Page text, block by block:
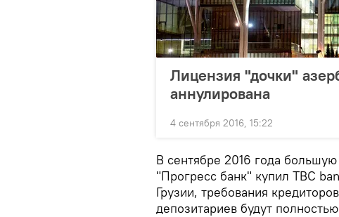
Лицензия "дочки"
аннулирована
4 сентября 2016, 15:22
В сентябре 2016 года
"Прогресс банк" купил TBC
Грузии, требования
депозитариев будут